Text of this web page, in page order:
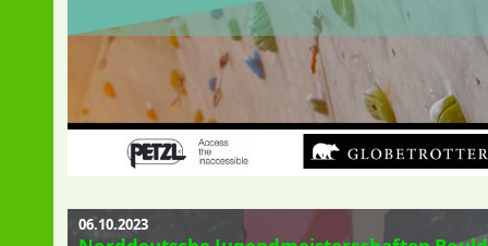
06.10.2023